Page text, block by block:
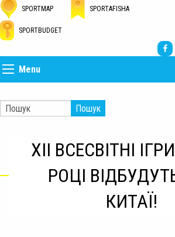
SPORTMAP SPORTAFISHA
SPORTBUDGET
Menu
Пошук
XII ВСЕСВІТНІ
РОЦІ
КИТАЇ!